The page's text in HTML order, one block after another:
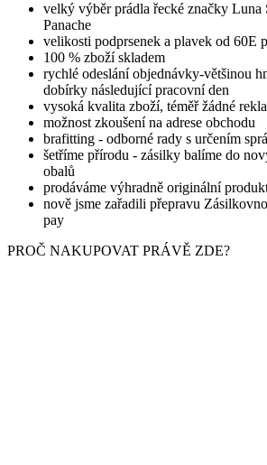
velký výběr prádla řecké značky Luna
Panache
velikosti podprsenek a plavek od 60E
100 % zboží skladem
rychlé odeslání objednávky-většinou
dobírky následující pracovní den
vysoká kvalita zboží, téměř žádné
možnost zkoušení na adrese obchodu
brafitting - odborné rady s určením
šetříme přírodu - zásilky balíme do
obalů
prodáváme výhradně originální
nově jsme zařadili přepravu
pay
PROČ NAKUPOVAT PRÁVĚ ZDE?